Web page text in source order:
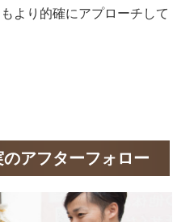
より的確にアプローチして
アフターフォロー